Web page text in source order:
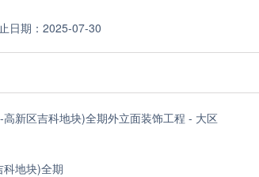
日期： 2025-07-30
新区吉科地块)全期外立面装饰工程 - 大区
地块)全期